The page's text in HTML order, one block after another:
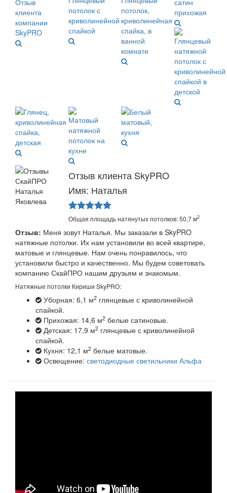
Отзыв клиента SkyPRO
Имя: Наталья
Общая площадь натянутых потолков: 50,7 м2
Отзыв: Меня зовут Наталья. Мы заказали в SkyPRO
натяжные потолки. Их нам установили во всей квартире,
матовые и глянцевые. Нам очень понравилось, что
установили быстро и качественно. Мы будем советовать
компанию СкайПРО нашим друзьям и знакомым.
Натяжные потолки Кириши SkyPRO:
Уборная: 6,1 м2 глянцевые с криволинейной
спайкой.
Прихожая: 14,6 м2 белые сатиновые.
Детская: 17,9 м2 глянцевые с криволинейной
спайкой.
Кухня: 12,1 м2 белые матовые.
Освещение: светодиодные светильники Альфа